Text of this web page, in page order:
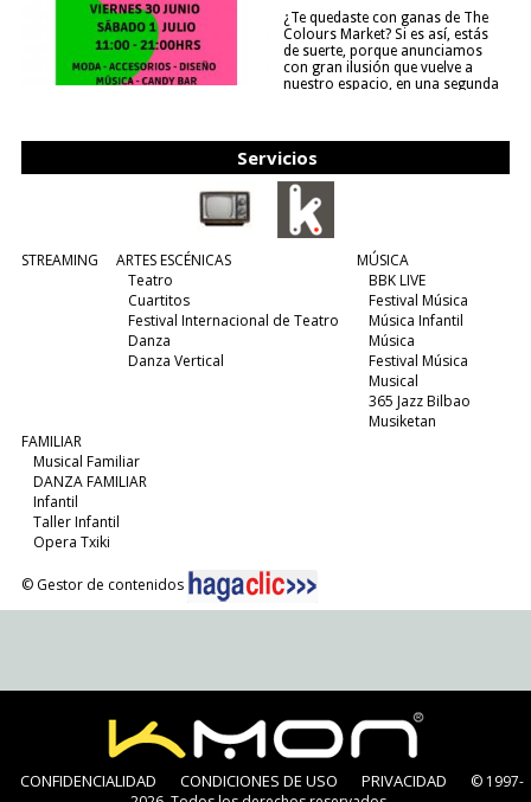
¿Te quedaste con ganas de The
Colours Market? Si es así, estás
de suerte, porque anunciamos
con gran ilusión que vuelve a
nuestro espacio, en una segunda
Servicios
STREAMING
ARTES ESCÉNICAS
Teatro
Cuartitos
Festival Internacional de Teatro
Danza
Danza Vertical
MÚSICA
BBK LIVE
Festival Música
Música Infantil
Música
Festival Música
Musical
365 Jazz Bilbao
Musiketan
FAMILIAR
Musical Familiar
DANZA FAMILIAR
Infantil
Taller Infantil
Opera Txiki
© Gestor de contenidos
CONFIDENCIALIDAD CONDICIONES DE USO PRIVACIDAD
© 1997-